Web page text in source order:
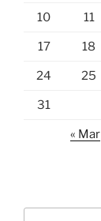
10 11
17 18
24 25
31
« Mar